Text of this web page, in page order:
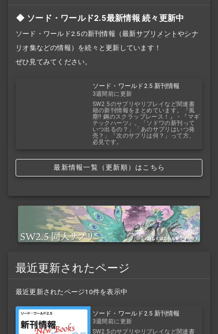
ソード・ワールド2.5最新情報 続々更新中
ソード・ワールド2.5の新刊情報（最新サプリメントやシナ
リオ集などの情報）を続々と更新しています！
ぜひ見てみてください。
ソード・ワールド2.5 新刊情報
3週間前に更新
SW2.5のサプリやリプレイなど関連書
籍の新刊情報をまとめています。『風
塵!! 鋼のスクラップレース！』・『マギ
テックハーツ』。「ソドワの新刊って
いつ出るの？」「あのサプリはいつ発
売？」「次のサプリは何？」って方、
必見です。
最新情報一覧（更新順）はこちら
最近更新されたページ
最近更新されたページ10件を表示中
ソード・ワールド2.5 新刊情報
3週間前に更新
SW2.5のサプリやリプレイなど関連書